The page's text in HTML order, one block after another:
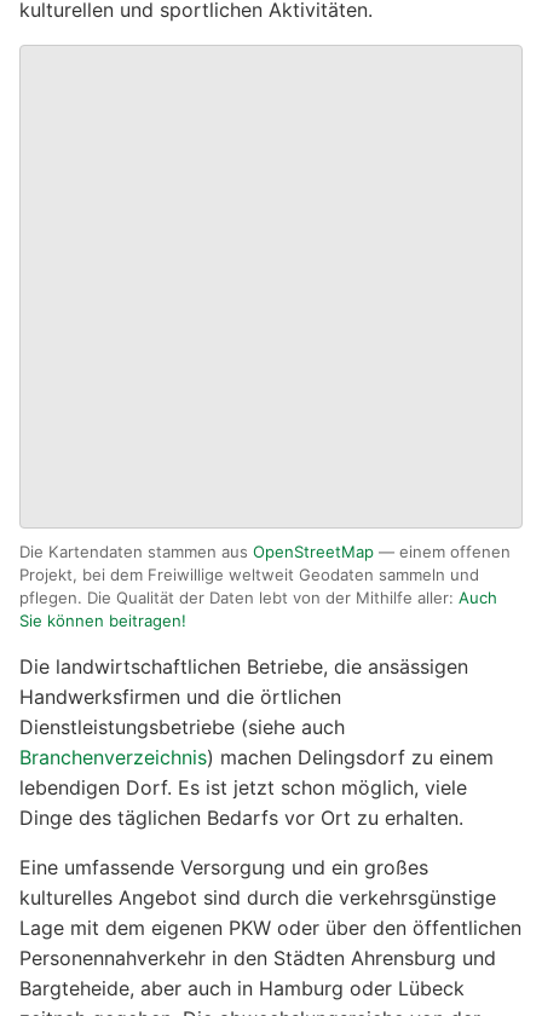
kulturellen und sportlichen Aktivitäten.
Die Kartendaten stammen aus OpenStreetMap — einem offenen
Projekt, bei dem Freiwillige weltweit Geodaten sammeln und
pflegen. Die Qualität der Daten lebt von der Mithilfe aller: Auch
Sie können beitragen!
Die landwirtschaftlichen Betriebe, die ansässigen
Handwerksfirmen und die örtlichen
Dienstleistungsbetriebe (siehe auch
Branchenverzeichnis) machen Delingsdorf zu einem
lebendigen Dorf. Es ist jetzt schon möglich, viele
Dinge des täglichen Bedarfs vor Ort zu erhalten.
Eine umfassende Versorgung und ein großes
kulturelles Angebot sind durch die verkehrsgünstige
Lage mit dem eigenen PKW oder über den öffentlichen
Personennahverkehr in den Städten Ahrensburg und
Bargteheide, aber auch in Hamburg oder Lübeck